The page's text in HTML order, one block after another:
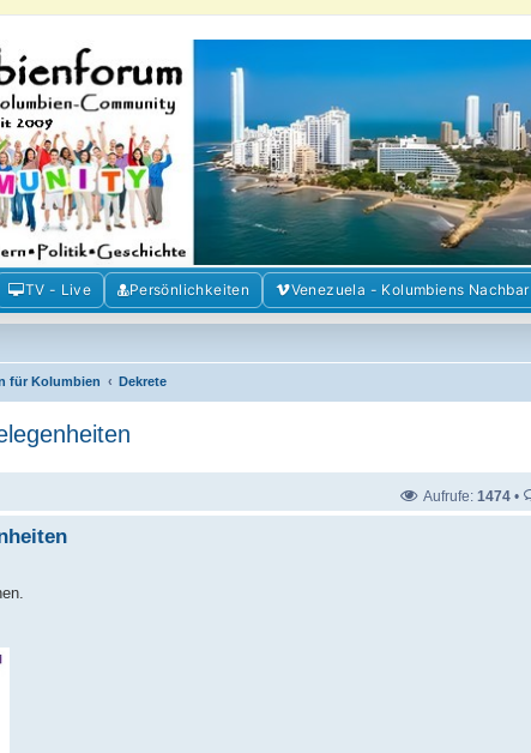
Kolumbiens
Austausch, Erfahrungen und Gemeinschaft im Kolumbienforum
TV - Live Persönlichkeiten Venezuela - Kolumbiens Nachbar
für Kolumbien Dekrete
Aufrufe: 1474 •